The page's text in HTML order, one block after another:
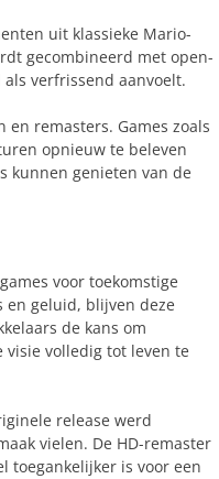
uit klassieke Mario-
gecombineerd met open-
verfrissend aanvoelt.
remasters. Games zoals
opnieuw te beleven
kunnen genieten van de
voor toekomstige
geluid, blijven deze
de kans om
volledig tot leven te
release werd
vielen. De HD-remaster
toegankelijker is voor een